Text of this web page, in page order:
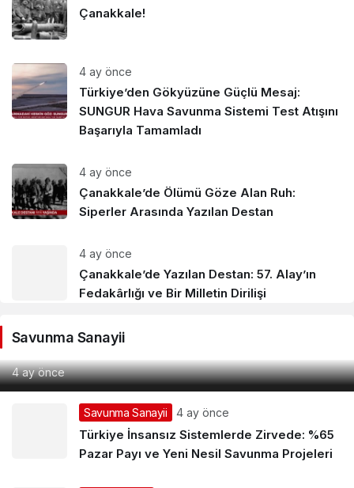
Çanakkale!
4 ay önce
Türkiye’den Gökyüzüne Güçlü Mesaj:
SUNGUR Hava Savunma Sistemi Test Atışını
Başarıyla Tamamladı
4 ay önce
Çanakkale’de Ölümü Göze Alan Ruh:
Siperler Arasında Yazılan Destan
4 ay önce
Çanakkale’de Yazılan Destan: 57. Alay’ın
Fedakârlığı ve Bir Milletin Dirilişi
Savunma Sanayii
Çanakkale’de Tarihin Akışı Değişti: 18 Mart 1915’te
4 ay önce
Savunma Sanayii 4 ay önce
Türkiye İnsansız Sistemlerde Zirvede: %65
Pazar Payı ve Yeni Nesil Savunma Projeleri